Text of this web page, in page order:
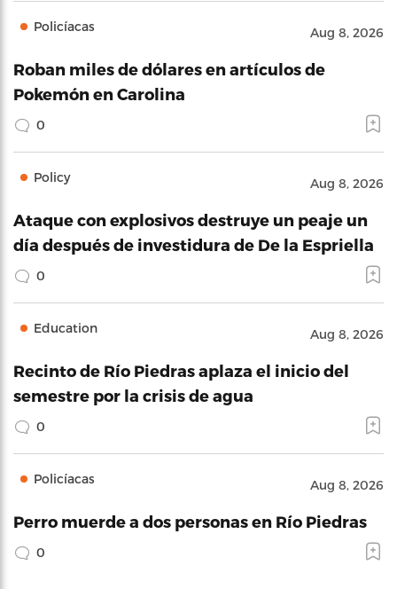
Policíacas Aug 8, 2026
Roban miles de dólares en artículos de
Pokemón en Carolina
0
Policy Aug 8, 2026
Ataque con explosivos destruye un peaje un
día después de investidura de De la Espriella
0
Education Aug 8, 2026
Recinto de Río Piedras aplaza el inicio del
semestre por la crisis de agua
0
Policíacas Aug 8, 2026
Perro muerde a dos personas en Río Piedras
0